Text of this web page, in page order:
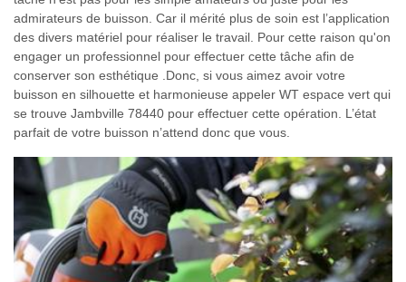
admirateurs de buisson. Car il mérité plus de soin est l’application
des divers matériel pour réaliser le travail. Pour cette raison qu'on
engager un professionnel pour effectuer cette tâche afin de
conserver son esthétique .Donc, si vous aimez avoir votre
buisson en silhouette et harmonieuse appeler WT espace vert qui
se trouve Jambville 78440 pour effectuer cette opération. L’état
parfait de votre buisson n’attend donc que vous.